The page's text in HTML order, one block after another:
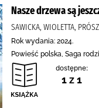
Nasze drzewa są
SAWICKA, WIOLETTA,
Rok wydania: 2024.
Powieść polska, Saga
dostępne:
1 z 1